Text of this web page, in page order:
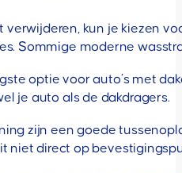
verwijderen, kun je kiezen
Sommige moderne
optie voor auto’s met
je auto als de dakdragers.
zijn een goede
niet direct op